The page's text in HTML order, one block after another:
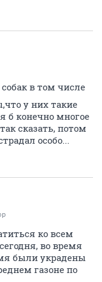
в том числе
у них такие
б конечно многое
сказать, потом
особо...
ко всем
во время
были украдены
газоне по